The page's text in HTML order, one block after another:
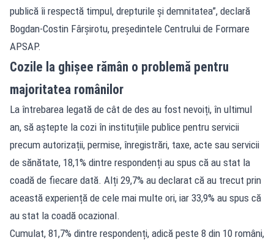
publică îi respectă timpul, drepturile şi demnitatea”, declară
Bogdan-Costin Fârşirotu, preşedintele Centrului de Formare
APSAP.
Cozile la ghișee rămân o problemă pentru
majoritatea românilor
La întrebarea legată de cât de des au fost nevoiți, în ultimul
an, să aștepte la cozi în instituțiile publice pentru servicii
precum autorizații, permise, înregistrări, taxe, acte sau servicii
de sănătate, 18,1% dintre respondenți au spus că au stat la
coadă de fiecare dată. Alți 29,7% au declarat că au trecut prin
această experiență de cele mai multe ori, iar 33,9% au spus că
au stat la coadă ocazional.
Cumulat, 81,7% dintre respondenți, adică peste 8 din 10 români,